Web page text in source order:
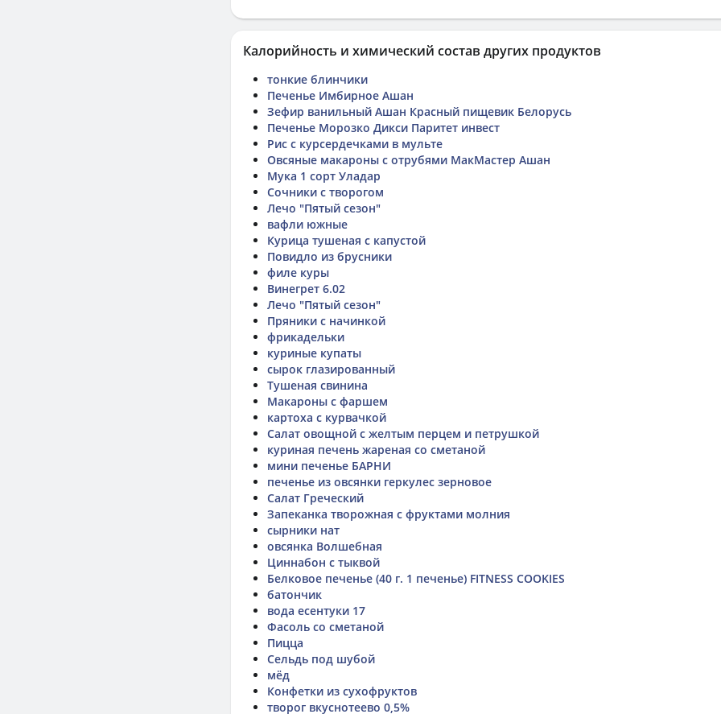
Калорийность и химический состав других продуктов
тонкие блинчики
Печенье Имбирное Ашан
Зефир ванильный Ашан Красный пищевик Белорусь
Печенье Морозко Дикси Паритет инвест
Рис с курсердечками в мульте
Овсяные макароны с отрубями МакМастер Ашан
Мука 1 сорт Уладар
Сочники с творогом
Лечо "Пятый сезон"
вафли южные
Курица тушеная с капустой
Повидло из брусники
филе куры
Винегрет 6.02
Лечо "Пятый сезон"
Пряники с начинкой
фрикадельки
куриные купаты
сырок глазированный
Тушеная свинина
Макароны с фаршем
картоха с курвачкой
Салат овощной с желтым перцем и петрушкой
куриная печень жареная со сметаной
мини печенье БАРНИ
печенье из овсянки геркулес зерновое
Салат Греческий
Запеканка творожная с фруктами молния
сырники нат
овсянка Волшебная
Циннабон с тыквой
Белковое печенье (40 г. 1 печенье) FITNESS COOKIES
батончик
вода есентуки 17
Фасоль со сметаной
Пицца
Сельдь под шубой
мёд
Конфетки из сухофруктов
творог вкуснотеево 0,5%